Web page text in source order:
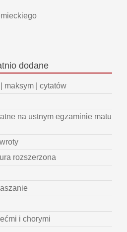
dodane
maksym | cytatów
na ustnym egzaminie matu
rozszerzona
i chorymi